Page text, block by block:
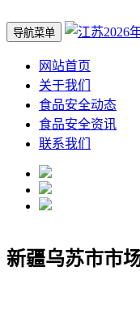
导航菜单
网站首页
关于我们
食品安全动态
食品安全资讯
联系我们
新疆乌苏市市